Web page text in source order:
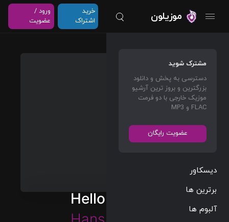
موزیلون
خرید
اشتراک
ورود /
عضویت
مشترک شوید
دسترسی به پخش و دانلود
بزرگترین و بروز ترین آرشیو
موزیک خارجی با دو فرمت
FLAC و MP3
عضویت رایگان
دیسکاور
برترین ها
آلبوم ها
Hello Beastie